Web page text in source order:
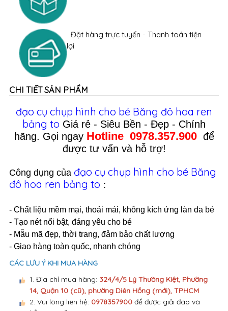
Đặt hàng trực tuyến - Thanh toán tiện
lợi
CHI TIẾT SẢN PHẨM
đạo cụ chụp hình cho bé Băng đô hoa ren
bảng to Giá rẻ - Siêu Bền - Đẹp - Chính
hãng. Gọi ngay Hotline 0978.357.900 để
được tư vấn và hỗ trợ!
Công dụng của đạo cụ chụp hình cho bé Băng
đô hoa ren bảng to :
- Chất liệu mềm mại, thoải mái, không kích ứng làn da bé
- Tạo nét nổi bật, đáng yêu cho bé
- Mẫu mã đẹp, thời trang, đảm bảo chất lượng
- Giao hàng toàn quốc, nhanh chóng
CÁC LƯU Ý KHI MUA HÀNG
1. Địa chỉ mua hàng: 324/4/5 Lý Thường Kiệt, Phường
14, Quận 10 (cũ), phường Diên Hồng (mới), TPHCM
2. Vui lòng liên hệ: 0978357900để được giải đáp và